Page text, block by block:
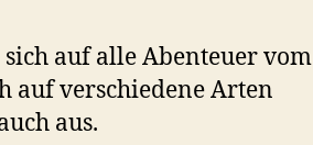
auf alle Abenteuer vom
auf verschiedene Arten
aus.